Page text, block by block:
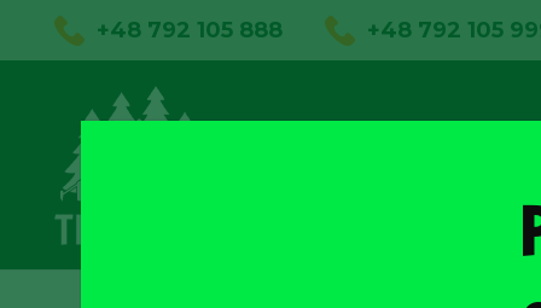
+48 792 105 888 +48 792 105